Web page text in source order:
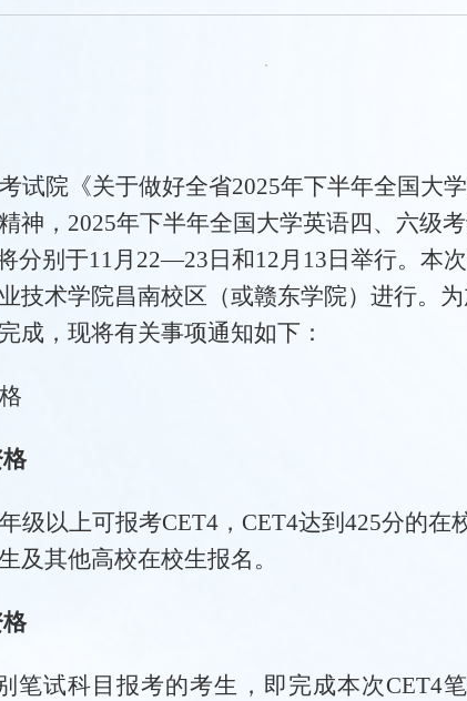
试院《关于做好全省2025年下半年全国大
神，2025年下半年全国大学英语四、六级
分别于11月22—23日和12月13日举行。 本
技术学院昌南校区 （或赣东学院）进行。
成，现将有关事项通知如下：
级以上可报考CET4，CET4达到425分的在
及其他高校在校生报名。
笔试科目报考的考生，即完成本次CET4